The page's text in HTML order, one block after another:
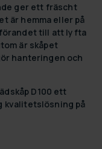
ger ett fräscht
är hemma eller på
till att lyfta
är skåpet
hanteringen och
D100 ett
kvalitetslösning på